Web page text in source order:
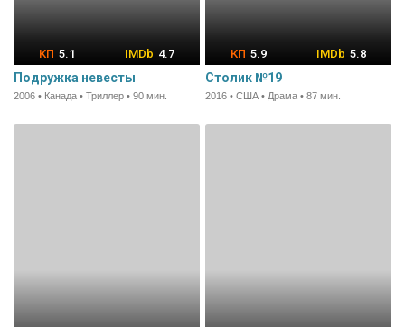
5.1 4.7
Подружка невесты
2006 • Канада • Триллер • 90 мин.
5.9 5.8
Столик №19
2016 • США • Драма • 87 мин.